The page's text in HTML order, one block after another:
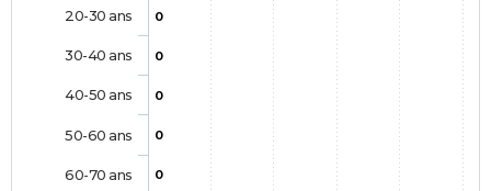
0
0
0
0
0
20-30 ans
30-40 ans
40-50 ans
50-60 ans
60-70 ans